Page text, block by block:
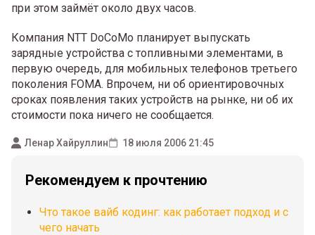
при этом займёт около двух часов.
Компания NTT DoCoMo планирует выпускать
зарядные устройства с топливными элементами, в
первую очередь, для мобильных телефонов третьего
поколения FOMA. Впрочем, ни об ориентировочных
сроках появления таких устройств на рынке, ни об их
стоимости пока ничего не сообщается.
Ленар Хайруллин 18 июля 2006 21:45
Рекомендуем к прочтению
Что такое вайб кодинг: как работает подход и с
чего начать